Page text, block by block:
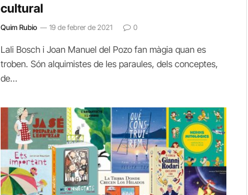
cultural
Quim Rubio 19 de febrer de 2021 0
Lali Bosch i Joan Manuel del Pozo fan màgia quan es
troben. Són alquimistes de les paraules, dels conceptes,
de…